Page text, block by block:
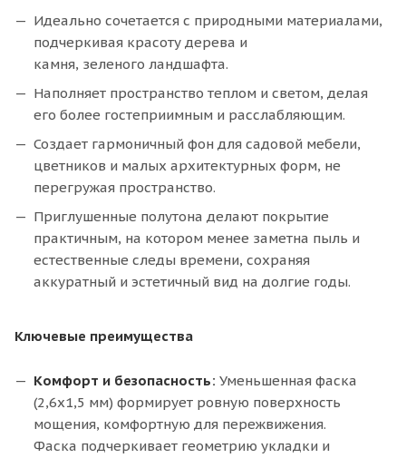
Идеально сочетается с природными материалами,
подчеркивая красоту дерева и
камня, зеленого ландшафта.
Наполняет пространство теплом и светом, делая
его более гостеприимным и расслабляющим.
Создает гармоничный фон для садовой мебели,
цветников и малых архитектурных форм, не
перегружая пространство.
Приглушенные полутона делают покрытие
практичным, на котором менее заметна пыль и
естественные следы времени, сохраняя
аккуратный и эстетичный вид на долгие годы.
Ключевые преимущества
Комфорт и безопасность: Уменьшенная фаска
(2,6х1,5 мм) формирует ровную поверхность
мощения, комфортную для пережвижения.
Фаска подчеркивает геометрию укладки и